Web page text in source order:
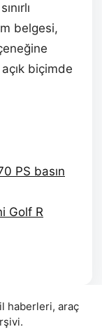
belgesi,
biçimde
PS basın
Golf R
haberleri, araç